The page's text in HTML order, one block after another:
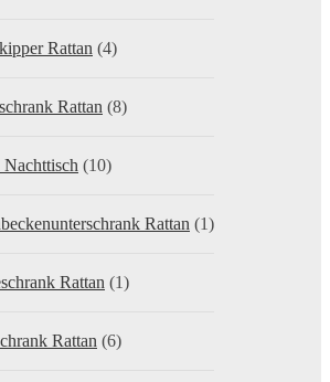
Rattan (4)
Rattan (8)
Nachttisch (10)
Rattan (1)
Rattan (1)
Rattan (6)